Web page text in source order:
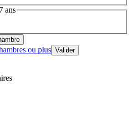
ans
ou plus Valider